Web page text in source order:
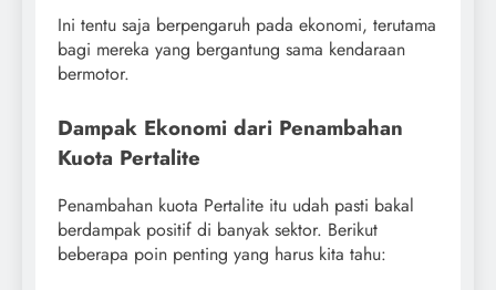
Ini tentu saja berpengaruh pada ekonomi, terutama
bagi mereka yang bergantung sama kendaraan
bermotor.
Dampak Ekonomi dari Penambahan
Kuota Pertalite
Penambahan kuota Pertalite itu udah pasti bakal
berdampak positif di banyak sektor. Berikut
beberapa poin penting yang harus kita tahu: